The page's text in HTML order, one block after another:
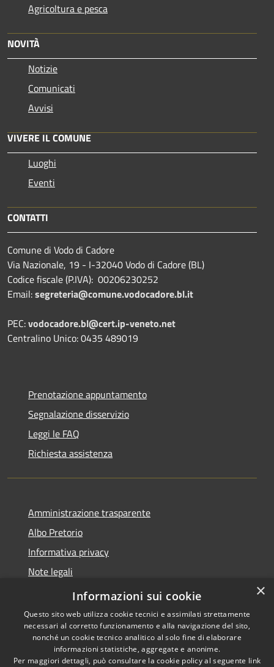
Agricoltura e pesca
NOVITÀ
Notizie
Comunicati
Avvisi
VIVERE IL COMUNE
Luoghi
Eventi
CONTATTI
Comune di Vodo di Cadore
Via Nazionale, 19 - I-32040 Vodo di Cadore (BL)
Codice fiscale (P.IVA): 00206230252
Email:segreteria@comune.vodocadore.bl.it
PEC:vodocadore.bl@cert.ip-veneto.net
Centralino Unico: 0435 489019
Prenotazione appuntamento
Segnalazione disservizio
Leggi le FAQ
Richiesta assistenza
Amministrazione trasparente
Albo Pretorio
Informativa privacy
Note legali
Dichiarazione di accessibilità
Copyright © 2026 • Comune di
×
Informazioni sui cookie
Questo sito web utilizza cookie tecnici e assimilati strettamente
necessari al corretto funzionamento e alla navigazione del sito,
nonché un cookie tecnico analitico al solo fine di elaborare
informazioni statistiche, aggregate e anonime.
Per maggiori dettagli, può consultare la cookie policy al seguente link